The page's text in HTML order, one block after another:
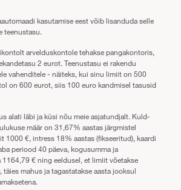
kasutamise eest võib lisanduda selle
teenustasu.
arvelduskontole tehakse pangakontoris,
2 eurot. Teenustasu ei rakendu
vahenditele - näiteks, kui sinu limiit on 500
on 600 eurot, siis 100 euro kandmisel tasusid
alati läbi ja küsi nõu meie asjatundjalt. Kuld-
määr on 31,67% aastas järgmistel
1000 €, intress 18% aastas (fikseeritud), kaardi
periood 40 päeva, kogusumma ja
1164,79 € ning eeldusel, et limiit võetakse
mahus ja tagastatakse aasta jooksul